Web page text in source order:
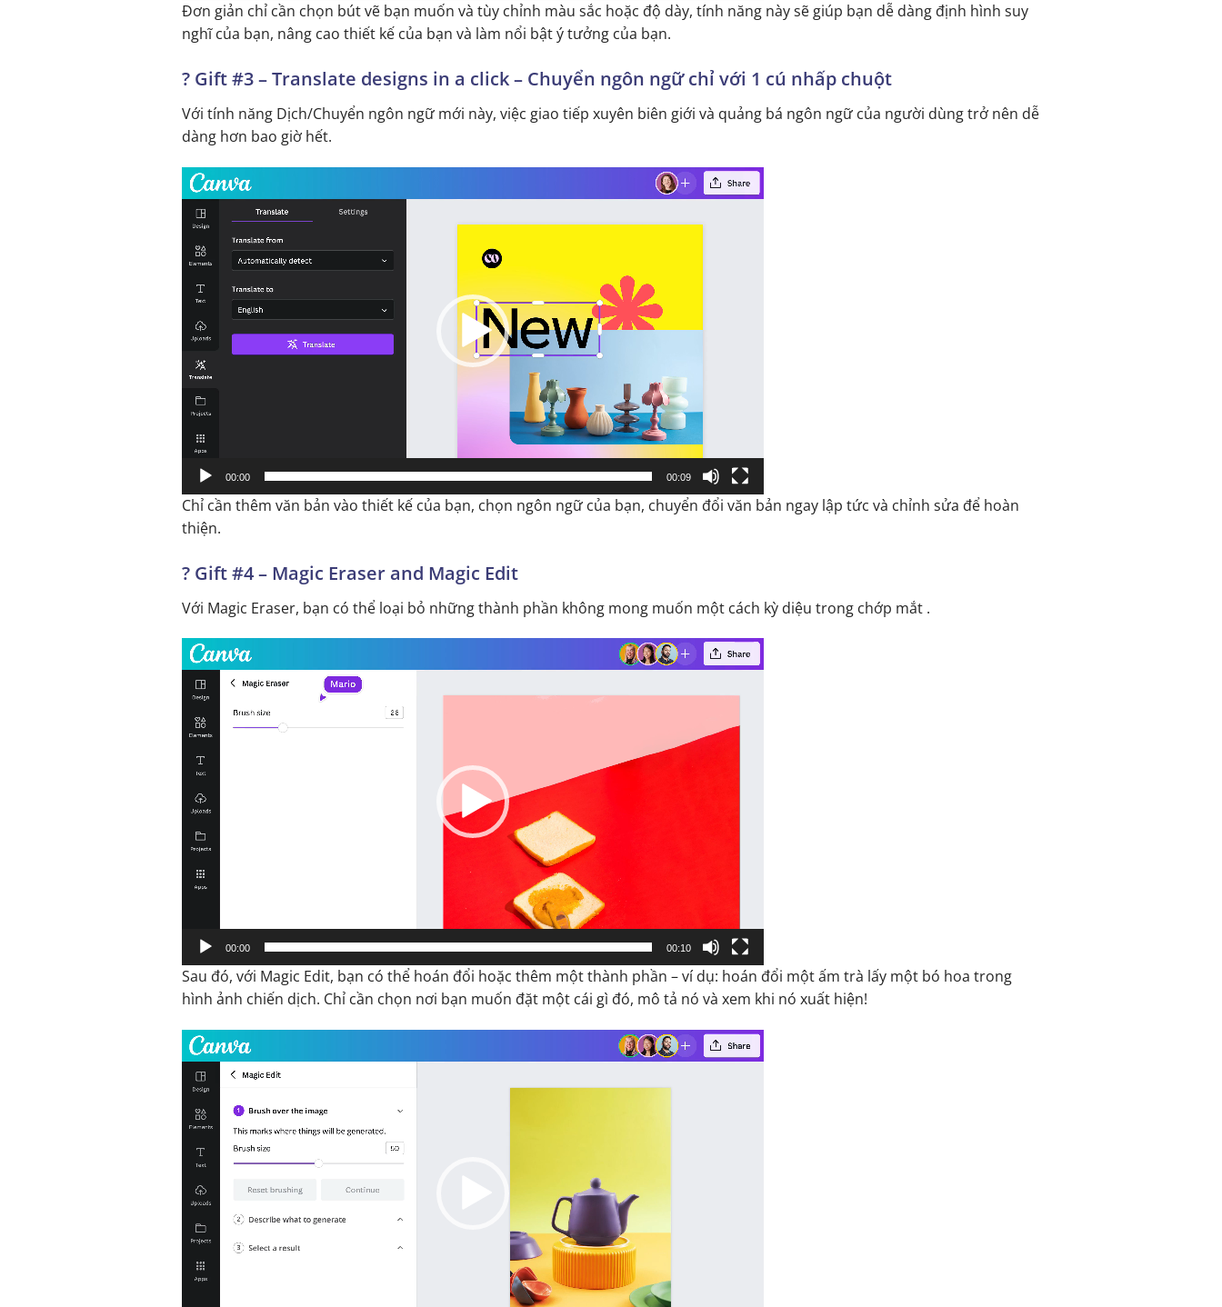
Đơn giản chỉ cần chọn bút vẽ bạn muốn và tùy chỉnh màu sắc hoặc độ dày, tính năng này sẽ giúp bạn dễ dàng định hình suy
nghĩ của bạn, nâng cao thiết kế của bạn và làm nổi bật ý tưởng của bạn.
? Gift #3–Translate designs in a click – Chuyển ngôn ngữ chỉ với 1 cú nhấp chuột
Với tính năng Dịch/Chuyển ngôn ngữ mới này, việc giao tiếp xuyên biên giới và quảng bá ngôn ngữ của người dùng trở nên dễ
dàng hơn bao giờ hết.
Trình
chơi
Video
00:00 00:09
Chỉ cần thêm văn bản vào thiết kế của bạn, chọn ngôn ngữ của bạn, chuyển đổi văn bản ngay lập tức và chỉnh sửa để hoàn
thiện.
? Gift #4– Magic Eraser and Magic Edit
Với Magic Eraser, bạn có thể loại bỏ những thành phần không mong muốn một cách kỳ diệu trong chớp mắt .
Trình
chơi
Video
00:00 00:10
Sau đó, với Magic Edit, bạn có thể hoán đổi hoặc thêm một thành phần – ví dụ: hoán đổi một ấm trà lấy một bó hoa trong
hình ảnh chiến dịch. Chỉ cần chọn nơi bạn muốn đặt một cái gì đó, mô tả nó và xem khi nó xuất hiện!
Trình
chơi
Video